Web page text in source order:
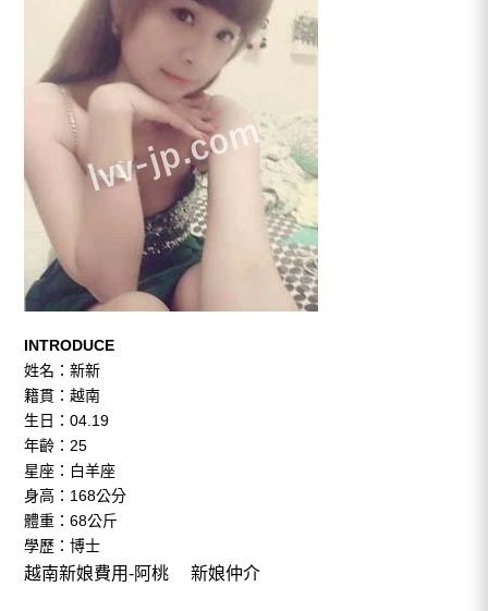
INTRODUCE
姓名：新新
籍貫：越南
生日：04.19
年齡：25
星座：白羊座
身高：168公分
體重：68公斤
學歷：博士
越南新娘費用-阿桃 新娘仲介